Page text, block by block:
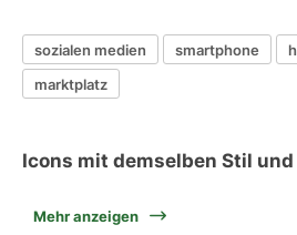
sozialen medien smartphone
marktplatz
Icons mit demselben Stil
Mehr anzeigen